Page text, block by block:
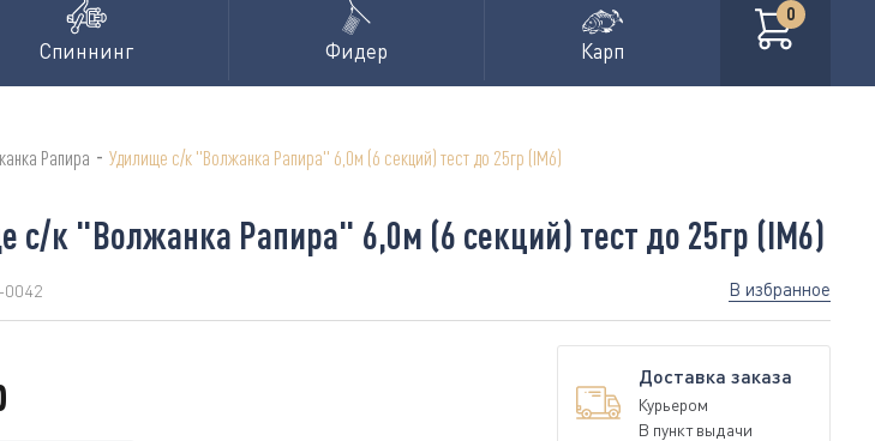
Спиннинг Фидер Карп
0
Рапира - Удилище с/к "Волжанка Рапира" 6,0м (6 секций) тест до 25гр (IM6)
с/к "Волжанка Рапира" 6,0м (6 секций) тест до 25гр (IM6)
В избранное
Доставка заказа
Курьером
В пункт выдачи